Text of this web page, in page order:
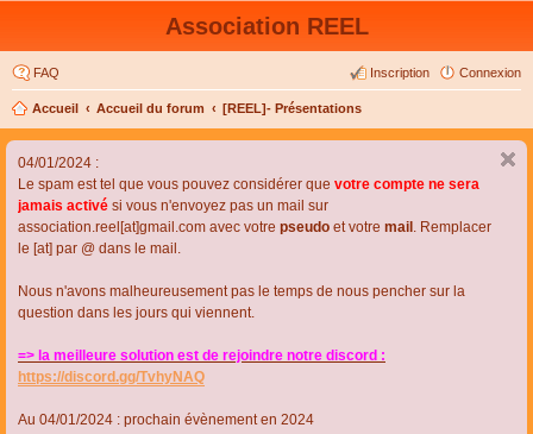
Association REEL
FAQ Connexion
Inscription
Accueil Accueil du forum [REEL]- Présentations
04/01/2024 :
Le spam est tel que vous pouvez considérer que votre compte ne sera
jamais activé si vous n'envoyez pas un mail sur
association.reel[at]gmail.com avec votre pseudo et votre mail . Remplacer
le [at] par @ dans le mail.
Nous n'avons malheureusement pas le temps de nous pencher sur la
question dans les jours qui viennent.
=> la meilleure solution est de rejoindre notre discord :
https://discord.gg/TvhyNAQ
Au 04/01/2024 : prochain évènement en 2024